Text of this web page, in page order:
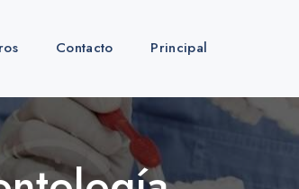
Contacto Principal